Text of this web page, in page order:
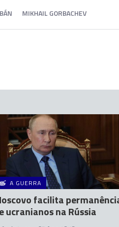
MIKHAIL GORBACHEV
A GUERRA
facilita
ucranianos na Rússia